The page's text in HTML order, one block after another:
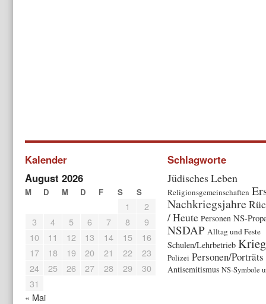
Kalender
August 2026
M D M D F S S
« Mai
1
2
3
4 5 6 7 8
9
10
11 12 13 14 15
16
17
18 19 20 21 22
23
24
25 26 27 28 29
30
31
Schlagworte
Jüdisches Leben
Religionsgemeinschaften
Nachkriegsjahre
/ Heute Personen NS-
NSDAP Alltag und Feste
Schulen/Lehrbetrieb Krieg
Polizei Personen/Porträts
Antisemitismus NS-Symbole